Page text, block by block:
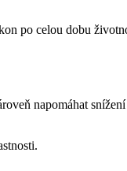
po celou dobu
napomáhat